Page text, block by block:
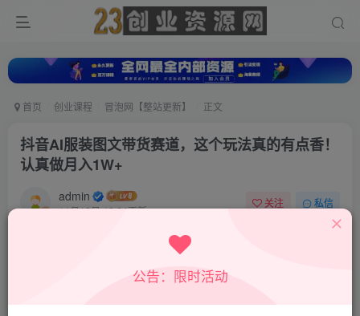
首页 创业课程 冒泡网【整站更新】 正文
抖音AI服装图文带货赛道，这个玩法真的有点香！
认真做月入1W+
admin
11月13日 12:24更新
关注 私信
公告：限时活动